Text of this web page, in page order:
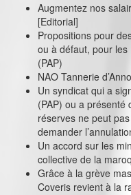
Augmentez nos
[Editorial]
Propositions pour
ou à défaut, pour les
(PAP)
NAO Tannerie
Un syndicat qui a
(PAP) ou a présenté
réserves ne peut
demander
Un accord sur les
collective de la
Grâce à la grève
Coveris revient à la